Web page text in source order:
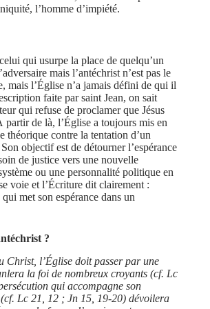
l’homme d’impiété.
qui usurpe la place de quelqu’un
mais l’antéchrist n’est pas le
mais l’Église n’a jamais défini de qui il
faite par saint Jean, on sait
qui refuse de proclamer que Jésus
partir de là, l’Église a toujours mis en
théorique contre la tentation d’un
objectif est de détourner l’espérance
de justice vers une nouvelle
ou une personnalité politique en
voie et l’Écriture dit clairement :
met son espérance dans un
?
Christ, l’Église doit passer par une
la foi de nombreux croyants (cf. Lc
qui accompagne son
Lc 21, 12 ; Jn 15, 19-20) dévoilera